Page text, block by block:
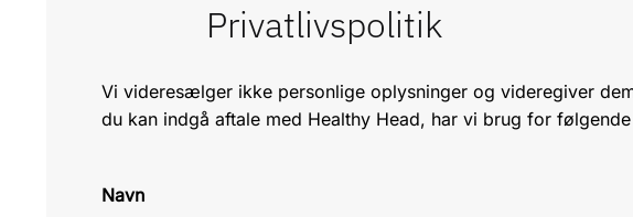
Privatlivspolitik
Vi videresælger ikke personlige oplysninger og videregiver
du kan indgå aftale med Healthy Head, har vi brug for
Navn